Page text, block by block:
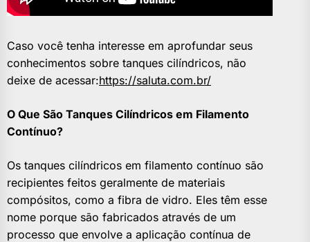
Caso você tenha interesse em aprofundar seus
conhecimentos sobre tanques cilíndricos, não
deixe de acessar:https://saluta.com.br/
O Que São Tanques Cilíndricos em Filamento
Contínuo?
Os tanques cilíndricos em filamento contínuo são
recipientes feitos geralmente de materiais
compósitos, como a fibra de vidro. Eles têm esse
nome porque são fabricados através de um
processo que envolve a aplicação contínua de